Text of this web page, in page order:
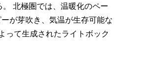
北極圏では、温暖化のペー
が芽吹き、気温が生存可能な
って生成されたライトボック